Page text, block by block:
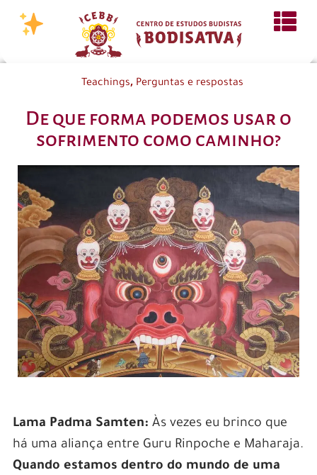
Teachings, Perguntas e respostas
De que forma podemos usar o
sofrimento como caminho?
Lama Padma Samten: Às vezes eu brinco que
há uma aliança entre Guru Rinpoche e Maharaja.
Quando estamos dentro do mundo de uma